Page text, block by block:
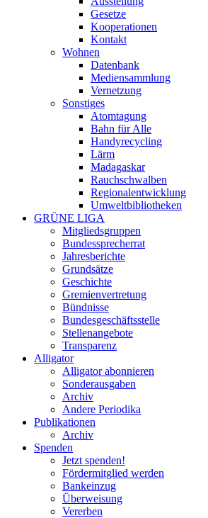
Gesetze
Kooperationen
Kontakt
Wohnen
Datenbank
Mediensammlung
Vernetzung
Sonstiges
Atomtagung
Bahn für Alle
Handyrecycling
Lärm
Madagaskar
Rauchschwalben
Regionalentwicklung
Umweltbibliotheken
GRÜNE LIGA
Mitgliedsgruppen
Bundessprecherrat
Jahresberichte
Grundsätze
Geschichte
Gremienvertretung
Bündnisse
Bundesgeschäftsstelle
Stellenangebote
Transparenz
Alligator
Alligator abonnieren
Sonderausgaben
Archiv
Andere Periodika
Publikationen
Archiv
Spenden
Jetzt spenden!
Fördermitglied werden
Bankeinzug
Überweisung
Vererben